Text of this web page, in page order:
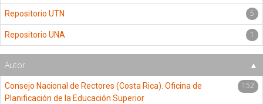
Repositorio UTN 5
Repositorio UNA 1
Autor
Consejo Nacional de Rectores (Costa Rica). Oficina de
Planificación de la Educación Superior
152